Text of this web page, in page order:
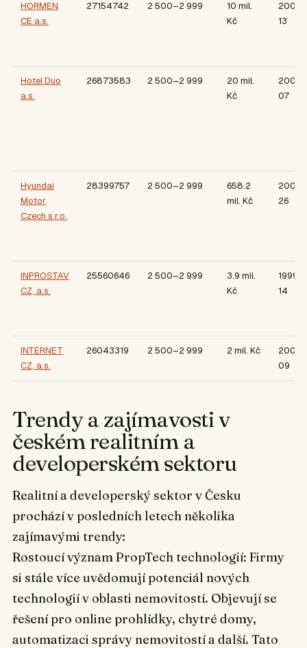
HORMEN
CE a.s.
27154742 2 500–2 999
10 mil.
Kč
13
Hotel Duo
a.s.
26873583 2 500–2 999
20 mil.
Kč
2005-
07
Hyundai
Motor
Czech s.r.o.
28399757 2 500–2 999
658.2
mil. Kč
26
INPROSTAV
CZ, a.s.
25560646 2 500–2 999
3.9 mil.
Kč
1999-
14
INTERNET
CZ, a.s.
26043319 2 500–2 999 2 mil. Kč
09
Trendy a zajímavosti v
českém realitním a
developerském sektoru
Realitní a developerský sektor v Česku
prochází v posledních letech několika
zajímavými trendy:
Rostoucí význam PropTech technologií: Firmy
si stále více uvědomují potenciál nových
technologií v oblasti nemovitostí. Objevují se
řešení pro online prohlídky, chytré domy,
automatizaci správy nemovitostí a další. Tato